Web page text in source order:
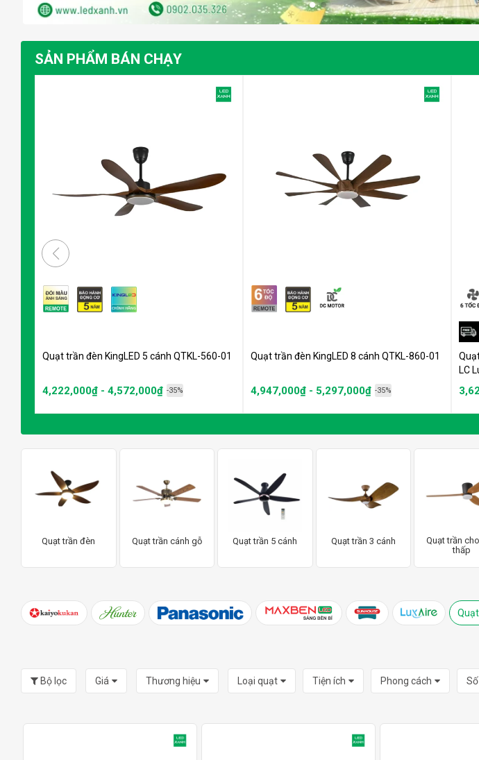
SẢN PHẨM BÁN CHẠY
Quạt trần đèn KingLED 5 cánh QTKL-560-01
4,222,000₫ - 4,572,000₫ -35%
Quạt trần đèn KingLED 8 cánh QTKL-860-01
4,947,000₫ - 5,297,000₫ -35%
LC
Quạt trần đèn Quạt trần cánh gỗ Quạt trần 5 cánh Quạt trần 3 cánh
Quạt trần
thấp
Bộ lọc Giá Thương hiệu Loại quạt Tiện ích Phong cách